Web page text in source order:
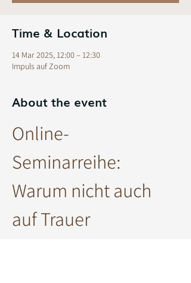
Time & Location
14 Mar 2025, 12:00 – 12:30
Impuls auf Zoom
About the event
Online-
Seminarreihe:
Warum nicht auch
auf Trauer